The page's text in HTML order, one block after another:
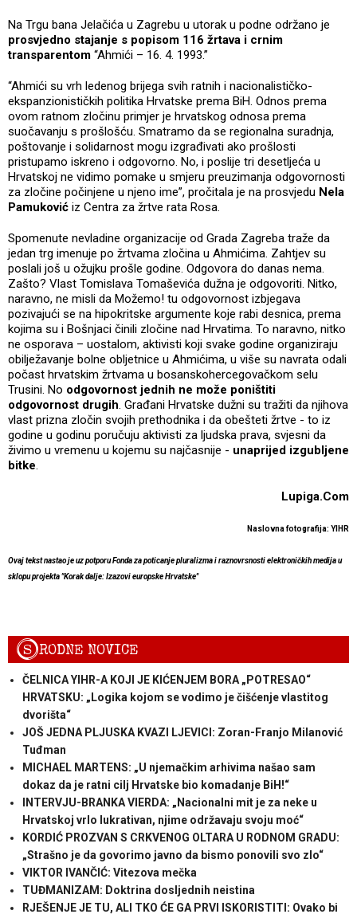
Na Trgu bana Jelačića u Zagrebu u utorak u podne održano je
prosvjedno stajanje s popisom 116 žrtava i crnim
transparentom “Ahmići – 16. 4. 1993.”
“Ahmići su vrh ledenog brijega svih ratnih i nacionalističko-
ekspanzionističkih politika Hrvatske prema BiH. Odnos prema
ovom ratnom zločinu primjer je hrvatskog odnosa prema
suočavanju s prošlošću. Smatramo da se regionalna suradnja,
poštovanje i solidarnost mogu izgrađivati ako prošlosti
pristupamo iskreno i odgovorno. No, i poslije tri desetljeća u
Hrvatskoj ne vidimo pomake u smjeru preuzimanja odgovornosti
za zločine počinjene u njeno ime”, pročitala je na prosvjedu Nela
Pamuković iz Centra za žrtve rata Rosa.
Spomenute nevladine organizacije od Grada Zagreba traže da
jedan trg imenuje po žrtvama zločina u Ahmićima. Zahtjev su
poslali još u ožujku prošle godine. Odgovora do danas nema.
Zašto? Vlast Tomislava Tomaševića dužna je odgovoriti. Nitko,
naravno, ne misli da Možemo! tu odgovornost izbjegava
pozivajući se na hipokritske argumente koje rabi desnica, prema
kojima su i Bošnjaci činili zločine nad Hrvatima. To naravno, nitko
ne osporava – uostalom, aktivisti koji svake godine organiziraju
obilježavanje bolne obljetnice u Ahmićima, u više su navrata odali
počast hrvatskim žrtvama u bosanskohercegovačkom selu
Trusini. No odgovornost jednih ne može poništiti
odgovornost drugih. Građani Hrvatske dužni su tražiti da njihova
vlast prizna zločin svojih prethodnika i da obešteti žrtve - to iz
godine u godinu poručuju aktivisti za ljudska prava, svjesni da
živimo u vremenu u kojemu su najčasnije - unaprijed izgubljene
bitke.
Lupiga.Com
Naslovna fotografija: YIHR
Ovaj tekst nastao je uz potporu Fonda za poticanje pluralizma i raznovrsnosti elektroničkih medija u
sklopu projekta "Korak dalje: Izazovi europske Hrvatske"
SRODNE NOVICE
ČELNICA YIHR-A KOJI JE KIĆENJEM BORA „POTRESAO“
HRVATSKU: „Logika kojom se vodimo je čišćenje vlastitog
dvorišta“
JOŠ JEDNA PLJUSKA KVAZI LJEVICI: Zoran-Franjo Milanović
Tuđman
MICHAEL MARTENS: „U njemačkim arhivima našao sam
dokaz da je ratni cilj Hrvatske bio komadanje BiH!“
INTERVJU-BRANKA VIERDA: „Nacionalni mit je za neke u
Hrvatskoj vrlo lukrativan, njime održavaju svoju moć“
KORDIĆ PROZVAN S CRKVENOG OLTARA U RODNOM GRADU:
„Strašno je da govorimo javno da bismo ponovili svo zlo“
VIKTOR IVANČIĆ: Vitezova mečka
TUĐMANIZAM: Doktrina dosljednih neistina
RJEŠENJE JE TU, ALI TKO ĆE GA PRVI ISKORISTITI: Ovako bi